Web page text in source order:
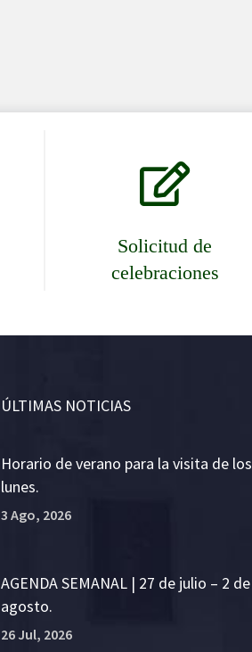

Solicitud de
celebraciones
ÚLTIMAS NOTICIAS
Horario de verano para la visita de los
lunes.
3 Ago, 2026
AGENDA SEMANAL | 27 de julio – 2 de
agosto.
26 Jul, 2026